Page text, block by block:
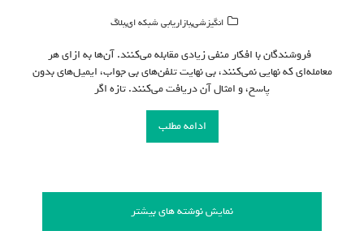
انگیزشی,بازاریابی شبکه ای,بلاگ
فروشندگان با افکار منفی زیادی مقابله می‌کنند. آن‌ها به ازای هر
معامله‌ای که نهایی نمی‌کنند، بی نهایت تلفن‌های بی جواب، ایمیل‌های بدون
پاسخ، و امثال آن دریافت می‌کنند. تازه اگر
ادامه مطلب
نمایش نوشته های بیشتر